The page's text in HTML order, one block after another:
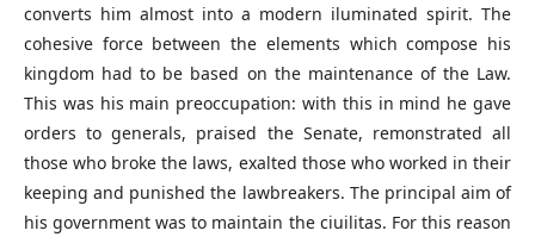
converts him almost into a modern iluminated spirit. The
cohesive force between the elements which compose his
kingdom had to be based on the maintenance of the Law.
This was his main preoccupation: with this in mind he gave
orders to generals, praised the Senate, remonstrated all
those who broke the laws, exalted those who worked in their
keeping and punished the lawbreakers. The principal aim of
his government was to maintain the ciuilitas. For this reason